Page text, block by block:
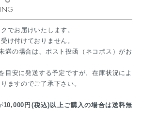
でお届けいたします。
け付けておりません。
満の場合は、ポスト投函（ネコポス）がお
目安に発送する予定ですが、在庫状況によ
ますのでご了承下さい。
10,000円(税込)以上ご購入の場合は送料無